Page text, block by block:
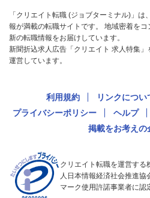
「クリエイト転職 (ジョブターミナル)」
報が満載の転職サイトです。 地域密着を
新の転職情報をお届けしています。
新聞折込求人広告「クリエイト 求人特集
運営しています。
利用規約 リンクについ
プライバシーポリシー
ヘルプ
掲載をお考えの
クリエイト転職を運営する
人日本情報経済社会推進
マーク使用許諾事業者に認